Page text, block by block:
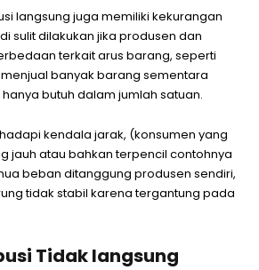
langsung juga memiliki kekurangan
sulit dilakukan jika produsen dan
terkait arus barang, seperti
banyak barang sementara
butuh dalam jumlah satuan.
kendala jarak, (konsumen yang
jauh atau bahkan terpencil contohnya
beban ditanggung produsen sendiri,
tidak stabil karena tergantung pada
Tidak langsung